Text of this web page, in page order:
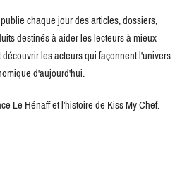
chaque jour des articles, dossiers,
destinés à aider les lecteurs à mieux
les acteurs qui façonnent l'univers
d'aujourd'hui.
Le Hénaff et l'histoire de Kiss My Chef.